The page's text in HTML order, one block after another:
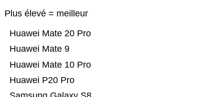
Plus élevé = meilleur
Huawei P20 Pro
Huawei Mate 10 Pro
Huawei Mate 9
Huawei Mate 20 Pro